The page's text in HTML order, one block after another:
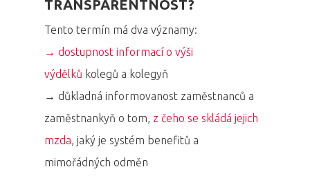
TRANSPARENTNOST?
Tento termín má dva významy:
→ dostupnost informací o výši
výdělků kolegů a kolegyň
→ důkladná informovanost zaměstnanců a
zaměstnankyň o tom, z čeho se skládá jejich
mzda, jaký je systém benefitů a
mimořádných odměn